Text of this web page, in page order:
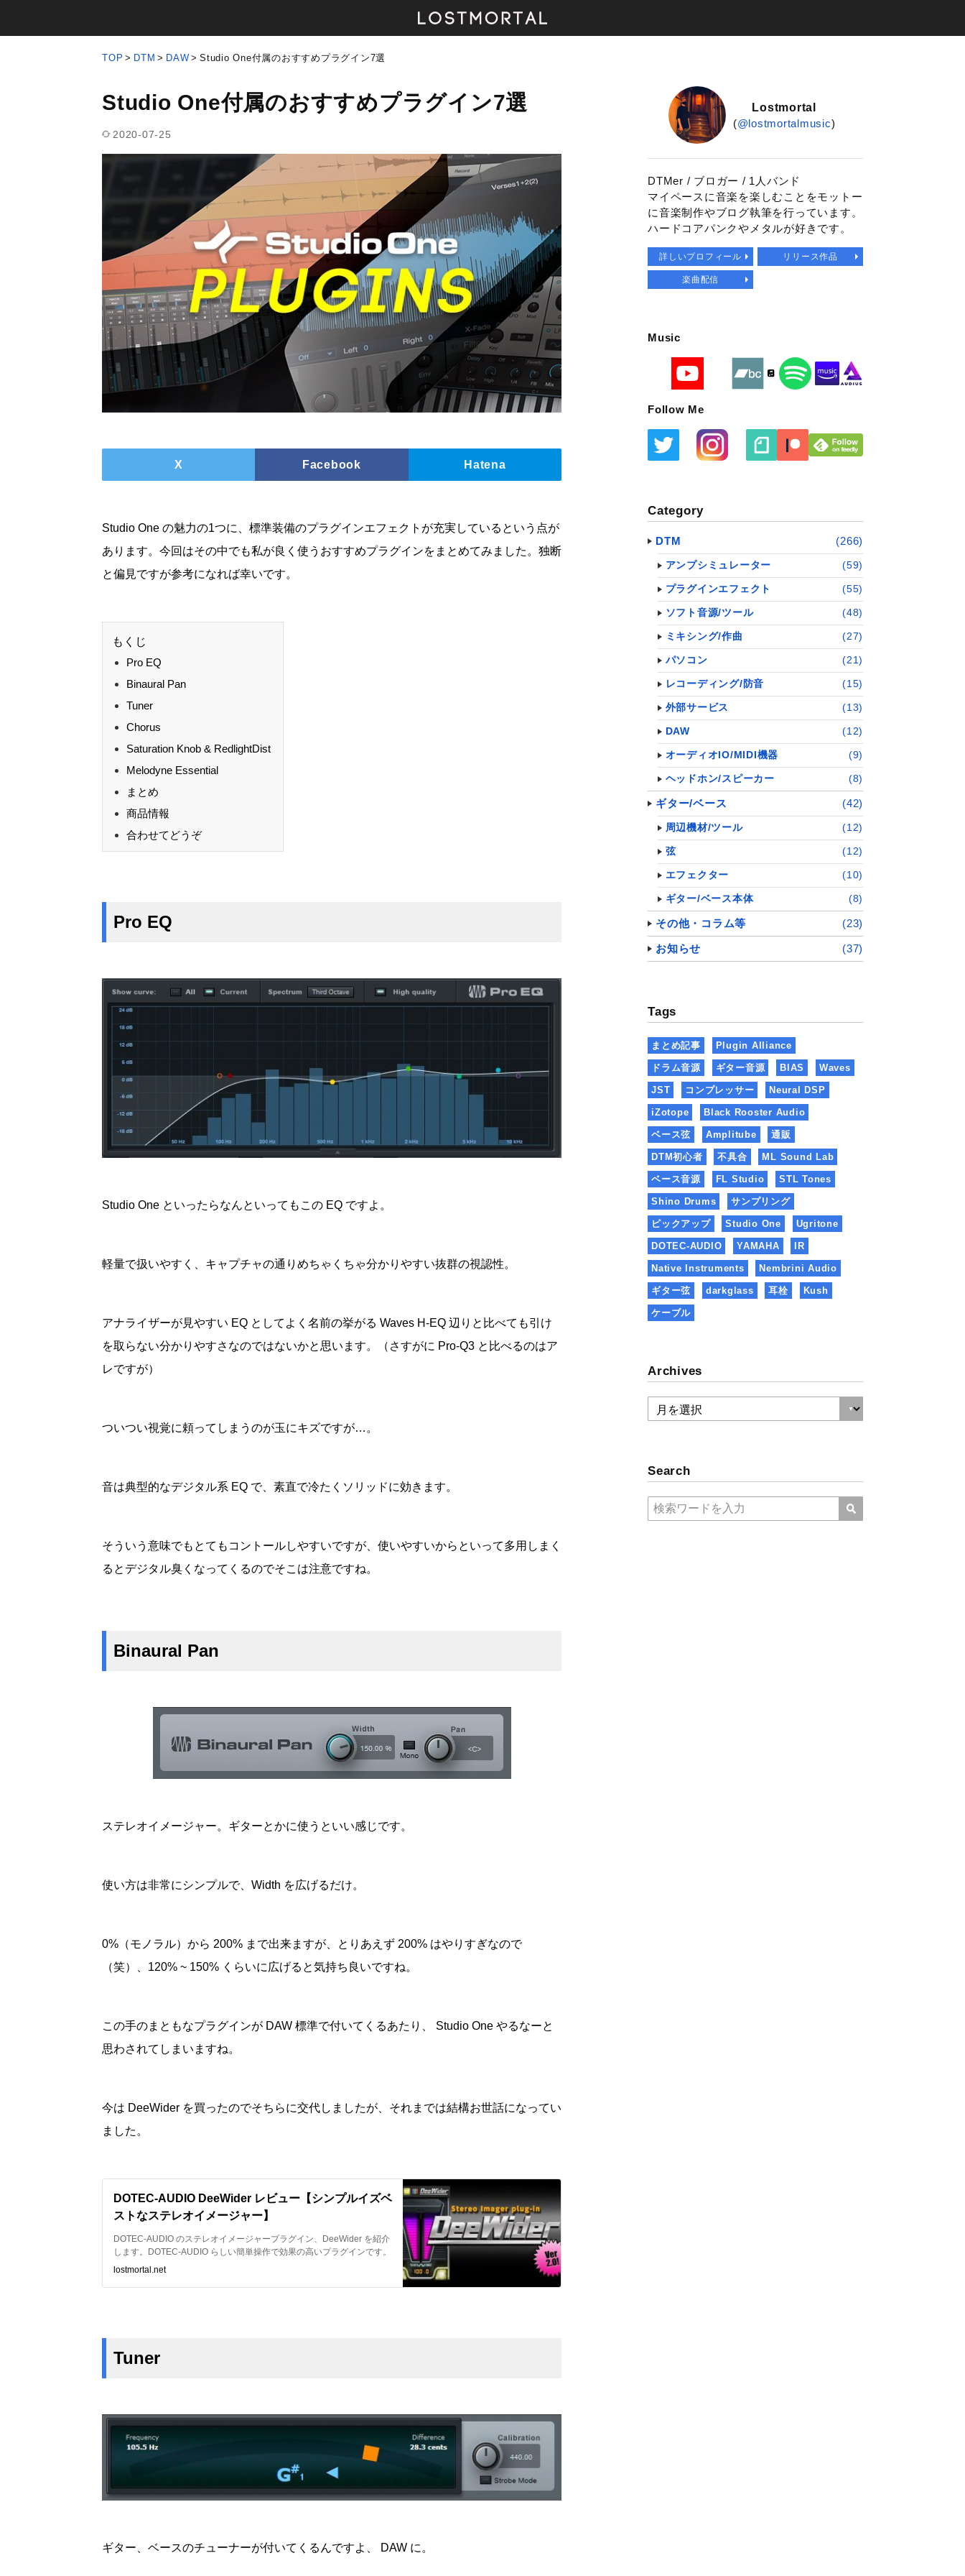
TOP DTM DAW Studio One付属のおすすめプラグイン7選
Studio One付属のおすすめプラグイン7選
2020-07-25
X Facebook Hatena
Studio One の魅力の1つに、標準装備のプラグインエフェクトが充実しているという点が
あります。今回はその中でも私が良く使うおすすめプラグインをまとめてみました。独断
と偏見ですが参考になれば幸いです。
もくじ
Pro EQ
Binaural Pan
Tuner
Chorus
Saturation Knob & RedlightDist
Melodyne Essential
まとめ
商品情報
合わせてどうぞ
Pro EQ
Studio One といったらなんといってもこの EQ ですよ。
軽量で扱いやすく、キャプチャの通りめちゃくちゃ分かりやすい抜群の視認性。
アナライザーが見やすい EQ としてよく名前の挙がる Waves H-EQ 辺りと比べても引け
を取らない分かりやすさなのではないかと思います。（さすがに Pro-Q3 と比べるのはア
レですが）
ついつい視覚に頼ってしまうのが玉にキズですが…。
音は典型的なデジタル系 EQ で、素直で冷たくソリッドに効きます。
そういう意味でもとてもコントールしやすいですが、使いやすいからといって多用しまく
るとデジタル臭くなってくるのでそこは注意ですね。
Binaural Pan
ステレオイメージャー。ギターとかに使うといい感じです。
使い方は非常にシンプルで、Width を広げるだけ。
0%（モノラル）から 200% まで出来ますが、とりあえず 200% はやりすぎなので
（笑）、120% ~ 150% くらいに広げると気持ち良いですね。
この手のまともなプラグインが DAW 標準で付いてくるあたり、 Studio One やるなーと
思わされてしまいますね。
今は DeeWider を買ったのでそちらに交代しましたが、それまでは結構お世話になってい
ました。
DOTEC-AUDIO DeeWider レビュー【シンプルイズベ
ストなステレオイメージャー】
DOTEC-AUDIO のステレオイメージャープラグイン、DeeWider を紹介
します。DOTEC-AUDIO らしい簡単操作で効果の高いプラグインです。
lostmortal.net
Tuner
ギター、ベースのチューナーが付いてくるんですよ、 DAW に。
Lostmortal
(@lostmortalmusic)
DTMer / ブロガー / 1人バンド
マイペースに音楽を楽しむことをモットー
に音楽制作やブログ執筆を行っています。
ハードコアパンクやメタルが好きです。
詳しいプロフィール リリース作品
楽曲配信
Music
Follow Me
Category
DTM (266)
アンプシミュレーター (59)
プラグインエフェクト (55)
ソフト音源/ツール (48)
ミキシング/作曲 (27)
パソコン (21)
レコーディング/防音 (15)
外部サービス (13)
DAW (12)
オーディオIO/MIDI機器 (9)
ヘッドホン/スピーカー (8)
ギター/ベース (42)
周辺機材/ツール (12)
弦 (12)
エフェクター (10)
ギター/ベース本体 (8)
その他・コラム等 (23)
お知らせ (37)
Tags
まとめ記事 Plugin Alliance
ドラム音源 ギター音源 BIAS Waves
JST コンプレッサー Neural DSP
iZotope Black Rooster Audio
ベース弦 Amplitube 通販
DTM初心者 不具合 ML Sound Lab
ベース音源 FL Studio STL Tones
Shino Drums サンプリング
ピックアップ Studio One Ugritone
DOTEC-AUDIO YAMAHA IR
Native Instruments Nembrini Audio
ギター弦 darkglass 耳栓 Kush
ケーブル
Archives
Search